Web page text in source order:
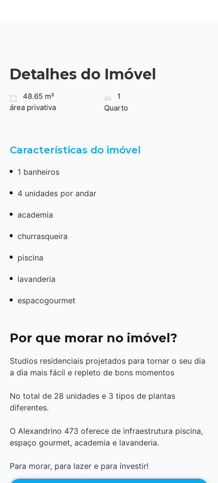
Detalhes do Imóvel
48.65 m²
área privativa
1
Quarto
Características do imóvel
1 banheiros
4 unidades por andar
academia
churrasqueira
piscina
lavanderia
espacogourmet
Por que morar no imóvel?
Studios residenciais projetados para tornar o seu dia
a dia mais fácil e repleto de bons momentos
No total de 28 unidades e 3 tipos de plantas
diferentes.
O Alexandrino 473 oferece de infraestrutura piscina,
espaço gourmet, academia e lavanderia.
Para morar, para lazer e para investir!